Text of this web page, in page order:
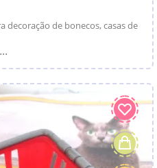
decoração de bonecos, casas de
...